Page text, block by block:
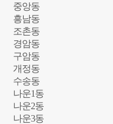
중앙동
흥남동
조촌동
경암동
구암동
개정동
수송동
나운1동
나운2동
나운3동